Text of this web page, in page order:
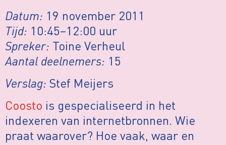
Datum: 19 november 2011
Tijd: 10:45–12:00 uur
Spreker: Toine Verheul
Aantal deelnemers: 15
Verslag: Stef Meijers
Coosto is gespecialiseerd in het
indexeren van internetbronnen. Wie
praat waarover? Hoe vaak, waar en